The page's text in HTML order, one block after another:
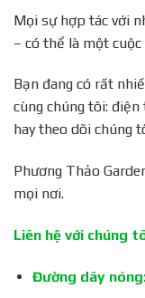
Mọi sự hợp tác với
– có thể là một
Bạn đang có rất
cùng chúng tôi:
hay theo dõi chúng
Phương Thảo
mọi nơi.
Liên hệ với chúng
Đường dây